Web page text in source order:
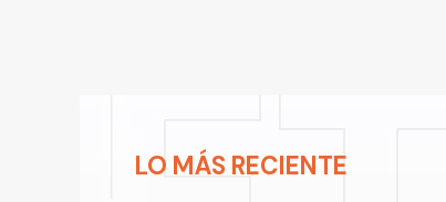
LO MÁS RECIENTE